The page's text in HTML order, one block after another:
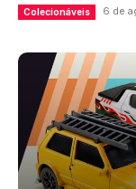
Colecionáveis 6 de